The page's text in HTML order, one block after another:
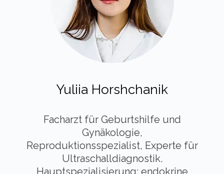
Yuliia Horshchanik
Facharzt für Geburtshilfe und
Gynäkologie,
Reproduktionsspezialist, Experte für
Ultraschalldiagnostik.
Hauptspezialisierung: endokrine